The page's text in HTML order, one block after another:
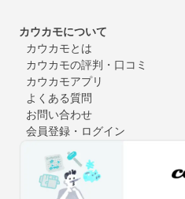
カウカモについて
カウカモとは
カウカモの評判・口コミ
カウカモアプリ
よくある質問
お問い合わせ
会員登録・ログイン